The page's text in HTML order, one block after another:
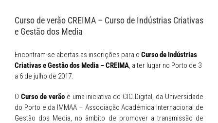
evento
na
América
de
TV
Universitária
Curso de verão CREIMA – Curso de Indústrias Criativas
e Gestão dos Media
Encontram-se abertas as inscrições para o Curso de Indústrias
Criativas e Gestão dos Media – CREIMA, a ter lugar no Porto de 3
a 6 de julho de 2017.
O Curso de verãoé uma iniciativa do CIC.Digital, da Universidade
do Porto e da IMMAA – Associação Académica Internacional de
Gestão dos Media, no âmbito de promover a transmissão de